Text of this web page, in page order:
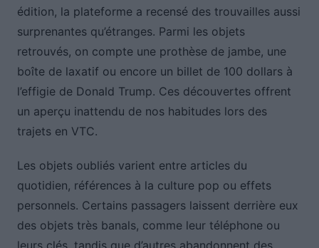
édition, la plateforme a recensé des trouvailles aussi
surprenantes qu’étranges. Parmi les objets
retrouvés, on compte une prothèse de jambe, une
boîte de laxatif ou encore un billet de 100 dollars à
l’effigie de Donald Trump. Ces découvertes offrent
un aperçu inattendu de nos habitudes lors des
trajets en VTC.
Les objets oubliés varient entre articles du
quotidien, références à la culture pop ou effets
personnels. Certains passagers laissent derrière eux
des objets très banals, comme leur téléphone ou